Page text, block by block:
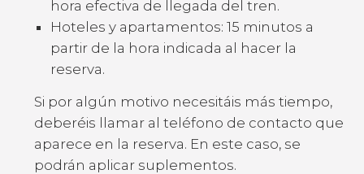
hora efectiva de llegada del tren.
Hoteles y apartamentos: 15 minutos a
partir de la hora indicada al hacer la
reserva.
Si por algún motivo necesitáis más tiempo,
deberéis llamar al teléfono de contacto que
aparece en la reserva. En este caso, se
podrán aplicar suplementos.